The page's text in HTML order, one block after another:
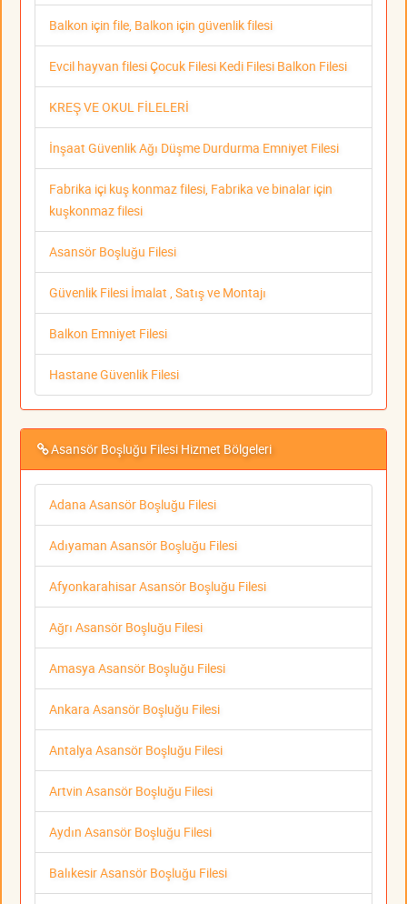
Balkon için file, Balkon için güvenlik filesi
Evcil hayvan filesi Çocuk Filesi Kedi Filesi Balkon Filesi
KREŞ VE OKUL FİLELERİ
İnşaat Güvenlik Ağı Düşme Durdurma Emniyet Filesi
Fabrika içi kuş konmaz filesi, Fabrika ve binalar için
kuşkonmaz filesi
Asansör Boşluğu Filesi
Güvenlik Filesi İmalat , Satış ve Montajı
Balkon Emniyet Filesi
Hastane Güvenlik Filesi
Asansör Boşluğu Filesi Hizmet Bölgeleri
Adana Asansör Boşluğu Filesi
Adıyaman Asansör Boşluğu Filesi
Afyonkarahisar Asansör Boşluğu Filesi
Ağrı Asansör Boşluğu Filesi
Amasya Asansör Boşluğu Filesi
Ankara Asansör Boşluğu Filesi
Antalya Asansör Boşluğu Filesi
Artvin Asansör Boşluğu Filesi
Aydın Asansör Boşluğu Filesi
Balıkesir Asansör Boşluğu Filesi